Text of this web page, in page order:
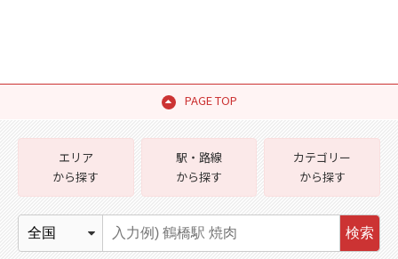
PAGE TOP
エリア
から探す
駅・路線
から探す
カテゴリー
から探す
検索